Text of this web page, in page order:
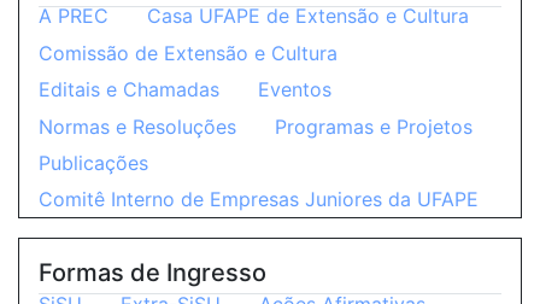
A PREC
Casa UFAPE de Extensão e Cultura
Comissão de Extensão e Cultura
Editais e Chamadas
Eventos
Normas e Resoluções
Programas e Projetos
Publicações
Comitê Interno de Empresas Juniores da UFAPE
Formas de Ingresso